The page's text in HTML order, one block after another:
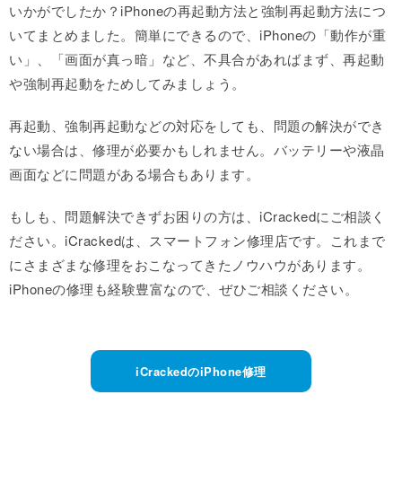
いかがでしたか？iPhoneの再起動方法と強制再起動方法につ
いてまとめました。簡単にできるので、iPhoneの「動作が重
い」、「画面が真っ暗」など、不具合があればまず、再起動
や強制再起動をためしてみましょう。
再起動、強制再起動などの対応をしても、問題の解決ができ
ない場合は、修理が必要かもしれません。バッテリーや液晶
画面などに問題がある場合もあります。
もしも、問題解決できずお困りの方は、iCrackedにご相談く
ださい。iCrackedは、スマートフォン修理店です。これまで
にさまざまな修理をおこなってきたノウハウがあります。
iPhoneの修理も経験豊富なので、ぜひご相談ください。
iCrackedのiPhone修理